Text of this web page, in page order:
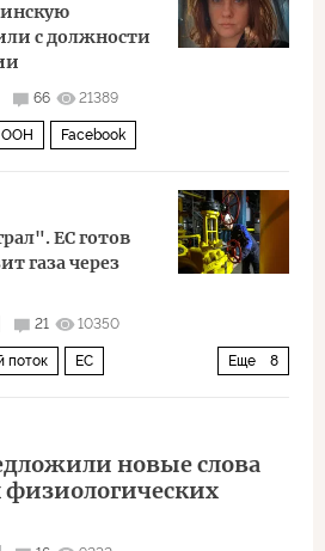
с должности
66 21389
ООН Facebook
ЕС готов
газа через
21 10350
Еще 8
поток ЕС
Виктор Орбан
новые слова